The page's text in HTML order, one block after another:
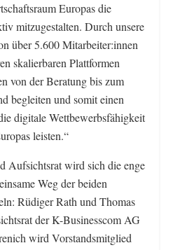
Europas die
mitzugestalten. Durch unsere
über 5.600 Mitarbeiter:innen
skalierbaren Plattformen
von der Beratung bis zum
begleiten und somit einen
digitale Wettbewerbsfähigkeit
leisten.“
Aufsichtsrat wird sich die enge
Weg der beiden
Rüdiger Rath und Thomas
der K-Businesscom AG
wird Vorstandsmitglied